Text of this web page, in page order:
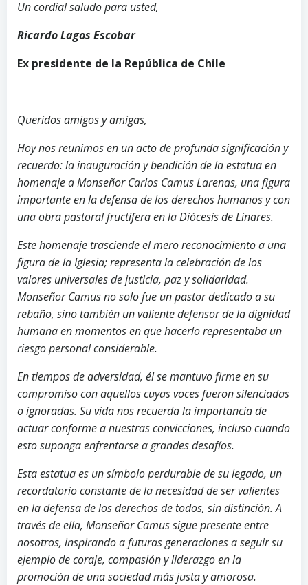
Un cordial saludo para usted,
Ricardo Lagos Escobar
Ex presidente de la República de Chile
Queridos amigos y amigas,
Hoy nos reunimos en un acto de profunda significación y
recuerdo: la inauguración y bendición de la estatua en
homenaje a Monseñor Carlos Camus Larenas, una figura
importante en la defensa de los derechos humanos y con
una obra pastoral fructífera en la Diócesis de Linares.
Este homenaje trasciende el mero reconocimiento a una
figura de la Iglesia; representa la celebración de los
valores universales de justicia, paz y solidaridad.
Monseñor Camus no solo fue un pastor dedicado a su
rebaño, sino también un valiente defensor de la dignidad
humana en momentos en que hacerlo representaba un
riesgo personal considerable.
En tiempos de adversidad, él se mantuvo firme en su
compromiso con aquellos cuyas voces fueron silenciadas
o ignoradas. Su vida nos recuerda la importancia de
actuar conforme a nuestras convicciones, incluso cuando
esto suponga enfrentarse a grandes desafíos.
Esta estatua es un símbolo perdurable de su legado, un
recordatorio constante de la necesidad de ser valientes
en la defensa de los derechos de todos, sin distinción. A
través de ella, Monseñor Camus sigue presente entre
nosotros, inspirando a futuras generaciones a seguir su
ejemplo de coraje, compasión y liderazgo en la
promoción de una sociedad más justa y amorosa.